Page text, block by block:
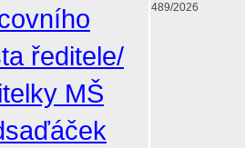
ředitele/
MŠ
489/2026